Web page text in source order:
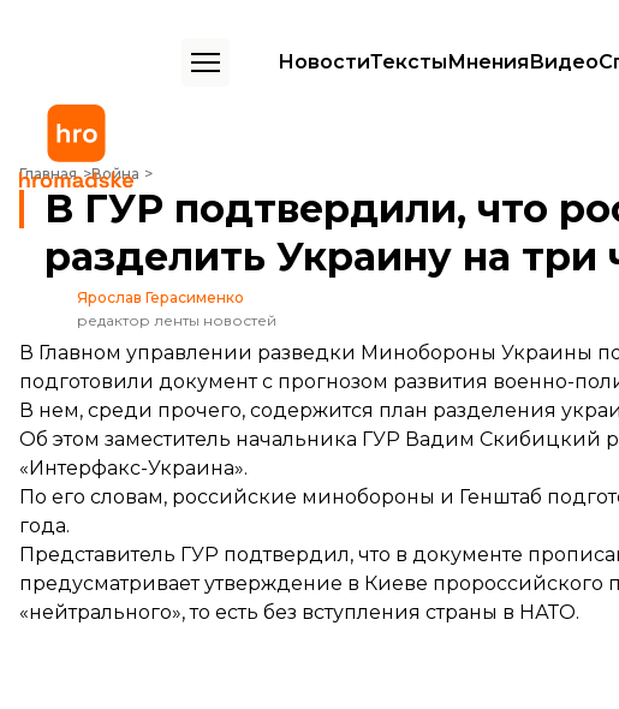
НовостиТекстыМненияВидео
Главная Война
В ГУР подтвердили, что россия планирует разделить Украину на три части
В ГУР подтвердили, что
разделить Украину на три
Ярослав Герасименко
редактор ленты новостей
В Главном управлении разведки Минобороны Украины
подготовили документ с прогнозом развития военно-
В нем, среди прочего, содержится план разделения
Об этом заместитель начальника ГУР Вадим Скибицкий
«Интерфакс-Украина».
По его словам, российские минобороны и Генштаб
года.
Представитель ГУР подтвердил, что в документе
предусматривает утверждение в Киеве пророссийского
«нейтрального», то есть без вступления страны в НАТО.